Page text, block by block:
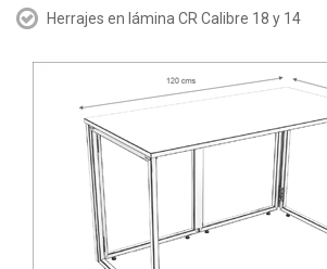
Herrajes en lámina CR Calibre 18 y 14